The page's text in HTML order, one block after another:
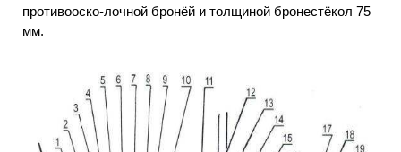
противооско-лочной бронёй и толщиной бронестёкол 75
мм.